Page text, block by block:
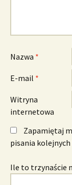
Nazwa *
E-mail *
Witryna
internetowa
Zapamiętaj
pisania
Ile to trzynaście